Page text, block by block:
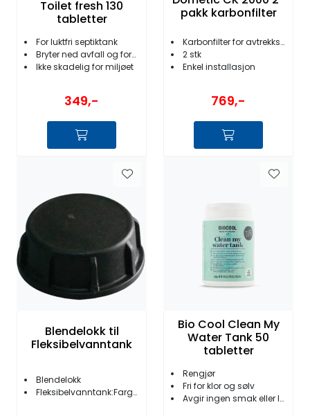
Toilet fresh 130
tabletter
For luktfri septiktank
Bryter ned avfall og forenkler tømming
Ikke skadelig for miljøet
349,-
pakk karbonfilter
Karbonfilter for avtrekkshette CK2000
2 stk
Enkel installasjon
769,-
Blendelokk til
Fleksibelvanntank
Blendelokk
Fleksibelvanntank:Farge: sort
Bio Cool Clean My
Water Tank 50
tabletter
Rengjør
Fri for klor og sølv
Avgir ingen smak eller lukt